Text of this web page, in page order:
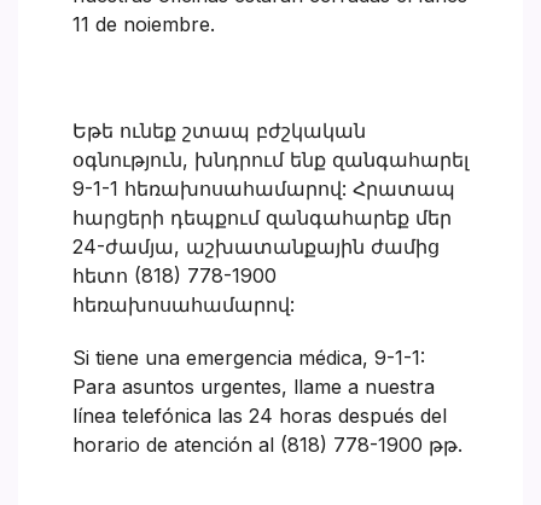
11 de noiembre.
Եթե ունեք շտապ բժշկական
օգնություն, խնդրում ենք զանգահարել
9-1-1 հեռախոսահամարով: Հրատապ
հարցերի դեպքում զանգահարեք մեր
24-ժամյա, աշխատանքային ժամից
հետո (818) 778-1900
հեռախոսահամարով:
Si tiene una emergencia médica, 9-1-1:
Para asuntos urgentes, llame a nuestra
línea telefónica las 24 horas después del
horario de atención al (818) 778-1900 թթ.